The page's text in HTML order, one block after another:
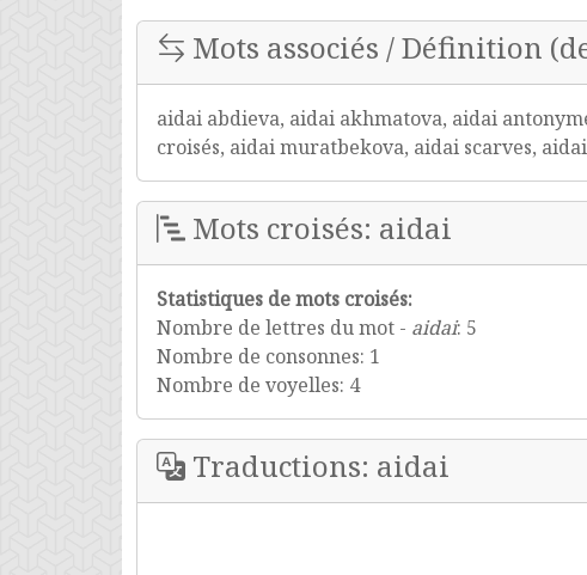
Mots associés / Définition
aidai abdieva, aidai akhmatova, aidai
croisés, aidai muratbekova, aidai scarves,
Mots croisés: aidai
Statistiques de mots croisés:
Nombre de lettres du mot - aidai: 5
Nombre de consonnes: 1
Nombre de voyelles: 4
Traductions: aidai